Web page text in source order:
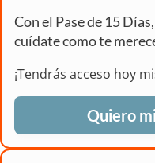
Con el Pase de 15
cuídate como te
¡Tendrás acceso hoy
Quiero